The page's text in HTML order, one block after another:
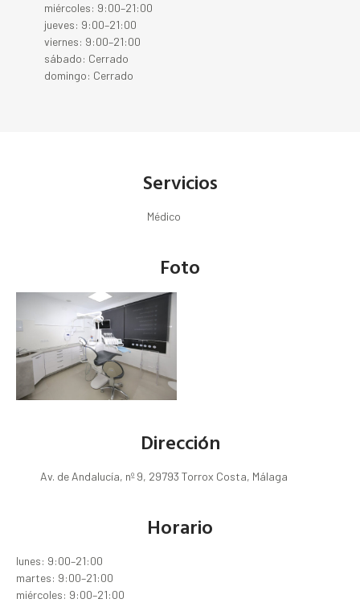
miércoles: 9:00–21:00
jueves: 9:00–21:00
viernes: 9:00–21:00
sábado: Cerrado
domingo: Cerrado
Servicios
Médico
Foto
Dirección
Av. de Andalucía, nº 9, 29793 Torrox Costa, Málaga
Horario
lunes: 9:00–21:00
martes: 9:00–21:00
miércoles: 9:00–21:00